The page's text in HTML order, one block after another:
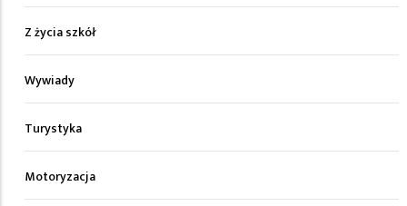
Z życia szkół
Wywiady
Turystyka
Motoryzacja